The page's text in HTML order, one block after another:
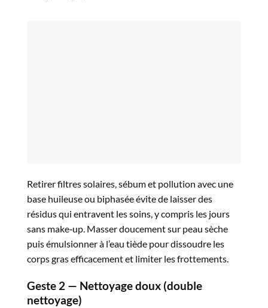
Retirer filtres solaires, sébum et pollution avec une
base huileuse ou biphasée évite de laisser des
résidus qui entravent les soins, y compris les jours
sans make‑up. Masser doucement sur peau sèche
puis émulsionner à l’eau tiède pour dissoudre les
corps gras efficacement et limiter les frottements.​
Geste 2 — Nettoyage doux (double
nettoyage)